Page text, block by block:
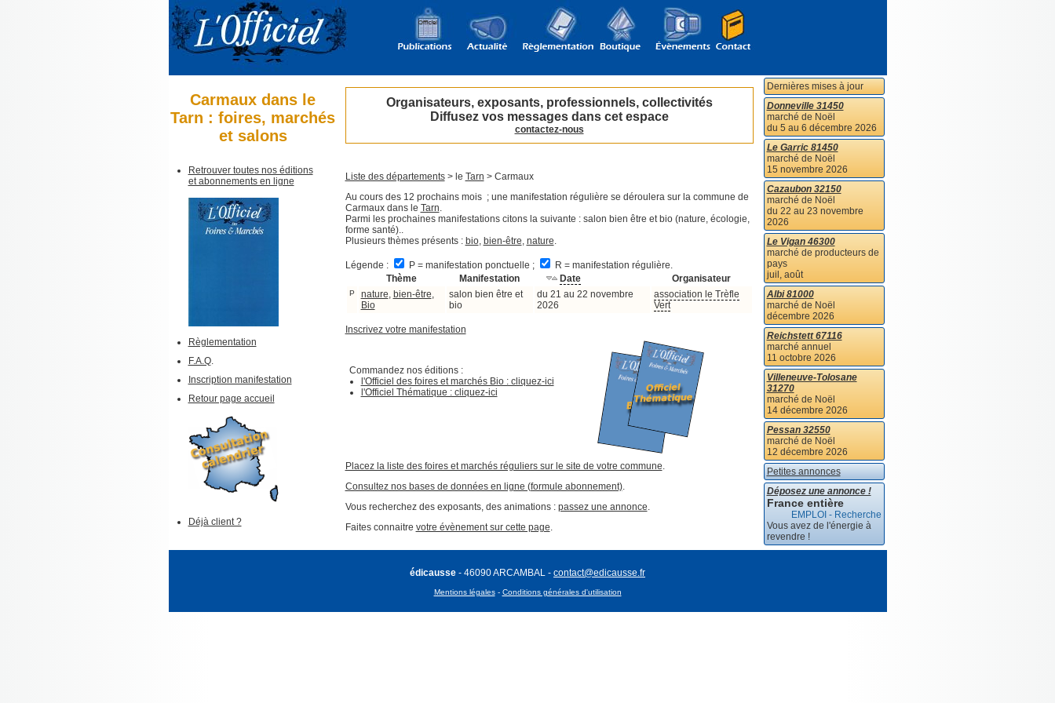
Carmaux dans le
Tarn : foires, marchés
et salons
Retrouver toutes nos éditions
et abonnements en ligne
Règlementation
F.A.Q.
Inscription manifestation
Retour page accueil
Déjà client ?
Organisateurs, exposants, professionnels, collectivités
Diffusez vos messages dans cet espace
contactez-nous
Liste des départements> le Tarn > Carmaux
Au cours des 12 prochains mois ; une manifestation régulière se déroulera sur la commune de
Carmaux dans le Tarn.
Parmi les prochaines manifestations citons la suivante : salon bien être et bio (nature, écologie,
forme santé)..
Plusieurs thèmes présents : bio, bien-être, nature.
Légende : P = manifestation ponctuelle ;
R = manifestation régulière.
Thème
Manifestation Date Organisateur
P nature, bien-être,
Bio
salon bien être et
bio
du 21 au 22 novembre
2026
association le Trèfle
Vert
Inscrivez votre manifestation
Commandez nos éditions :
l'Officiel des foires et marchés Bio : cliquez-ici
l'Officiel Thématique : cliquez-ici
Placez la liste des foires et marchés réguliers sur le site de votre commune.
Consultez nos bases de données en ligne (formule abonnement).
Vous recherchez des exposants, des animations : passez une annonce.
Faites connaitre votre évènement sur cette page.
Dernières mises à jour
Donneville 31450
marché de Noël
du 5 au 6 décembre 2026
Le Garric 81450
marché de Noël
15 novembre 2026
Cazaubon 32150
marché de Noël
du 22 au 23 novembre
2026
Le Vigan 46300
marché de producteurs de
pays
juil, août
Albi 81000
marché de Noël
décembre 2026
Reichstett 67116
marché annuel
11 octobre 2026
Villeneuve-Tolosane
31270
marché de Noël
14 décembre 2026
Pessan 32550
marché de Noël
12 décembre 2026
Petites annonces
Déposez une annonce !
France entière
EMPLOI - Recherche
Vous avez de l'énergie à
revendre !
édicausse - 46090 ARCAMBAL - contact@edicausse.fr
Mentions légales- Conditions générales d'utilisation